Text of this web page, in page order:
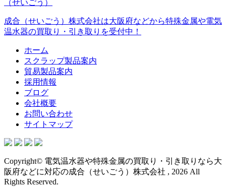
成合（せいごう）株式会社は大阪府などから特殊金属や電気
温水器の買取り・引き取りを受付中！
ホーム
スクラップ製品案内
貿易製品案内
採用情報
ブログ
会社概要
お問い合わせ
サイトマップ
Copyright© 電気温水器や特殊金属の買取り・引き取りなら大
阪府などに対応の成合（せいごう）株式会社 , 2026 All
Rights Reserved.